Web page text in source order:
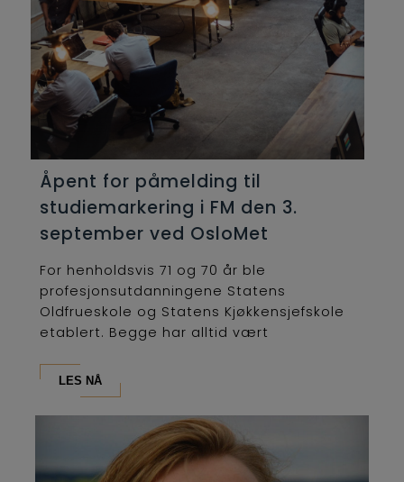
Åpent for påmelding til
studiemarkering i FM den 3.
september ved OsloMet
For henholdsvis 71 og 70 år ble
profesjonsutdanningene Statens
Oldfrueskole og Statens Kjøkkensjefskole
etablert. Begge har alltid vært
LES NÅ